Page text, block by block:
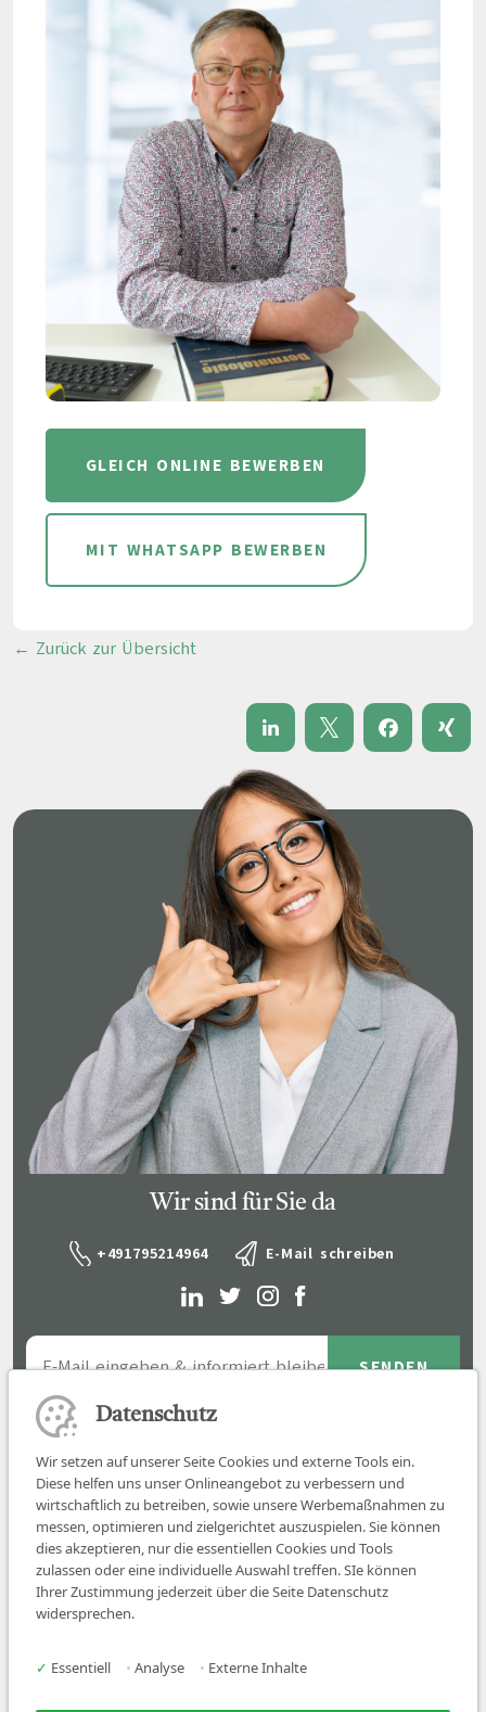
GLEICH ONLINE BEWERBEN
MIT WHATSAPP BEWERBEN
← Zurück zur Übersicht
Wir sind für Sie da
+491795214964 E-Mail schreiben
Job finden
Über uns
Datenschutz
Wir setzen auf unserer Seite Cookies und externe Tools ein.
Diese helfen uns unser Onlineangebot zu verbessern und
wirtschaftlich zu betreiben, sowie unsere Werbemaßnahmen zu
messen, optimieren und zielgerichtet auszuspielen. Sie können
dies akzeptieren, nur die essentiellen Cookies und Tools
zulassen oder eine individuelle Auswahl treffen. SIe können
Ihrer Zustimmung jederzeit über die Seite Datenschutz
widersprechen.
✓ Essentiell • Analyse • Externe Inhalte